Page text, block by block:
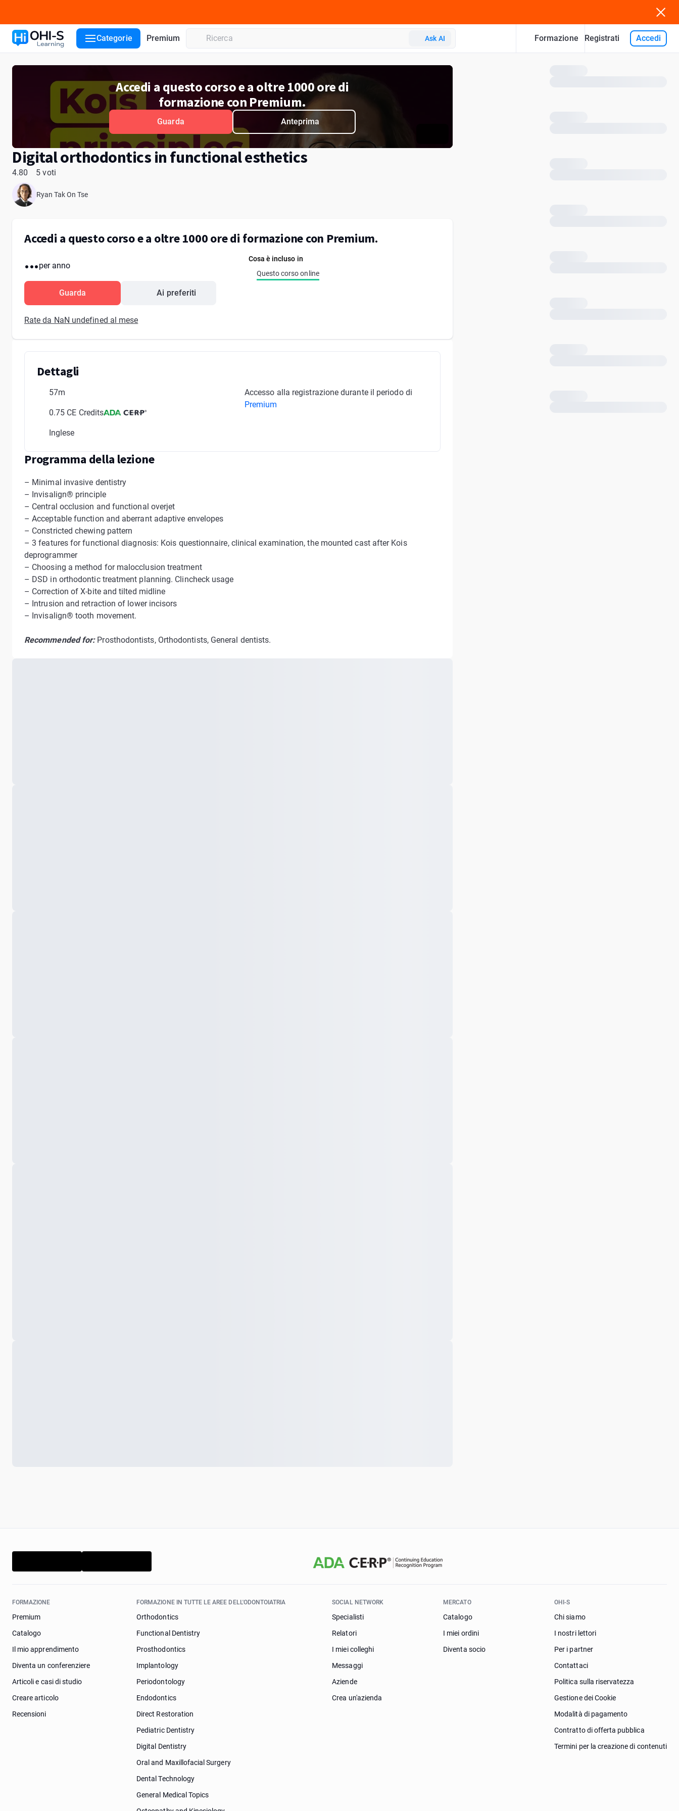
Categorie Premium Ask AI Formazione Registrati Accedi
Accedi a questo corso e a oltre 1000 ore di
formazione con Premium.
Guarda Anteprima
Digital orthodontics in functional esthetics
4.80 5 voti
Ryan Tak On Tse
Accedi a questo corso e a oltre 1000 ore di formazione con Premium.
...per anno
Guarda Ai preferiti
Rate da NaN undefined al mese
Cosa è incluso in
Questo corso online
Dettagli
57m
0.75 CE Credits
Inglese
Accesso alla registrazione durante il periodo di
Premium
Programma della lezione
– Minimal invasive dentistry
– Invisalign® principle
– Central occlusion and functional overjet
– Acceptable function and aberrant adaptive envelopes
– Constricted chewing pattern
– 3 features for functional diagnosis: Kois questionnaire, clinical examination, the mounted cast after Kois
deprogrammer
– Choosing a method for malocclusion treatment
– DSD in orthodontic treatment planning. Clincheck usage
– Correction of X-bite and tilted midline
– Intrusion and retraction of lower incisors
– Invisalign® tooth movement.
Recommended for:Prosthodontists, Orthodontists, General dentists.
FORMAZIONE
Premium
Catalogo
Il mio apprendimento
Diventa un conferenziere
Articoli e casi di studio
Creare articolo
Recensioni
FORMAZIONE IN TUTTE LE AREE DELL'ODONTOIATRIA
Orthodontics
Functional Dentistry
Prosthodontics
Implantology
Periodontology
Endodontics
Direct Restoration
Pediatric Dentistry
Digital Dentistry
Oral and Maxillofacial Surgery
Dental Technology
General Medical Topics
SOCIAL NETWORK
Specialisti
Relatori
I miei colleghi
Messaggi
Aziende
Crea un'azienda
MERCATO
Catalogo
I miei ordini
Diventa socio
OHI-S
Chi siamo
I nostri lettori
Per i partner
Contattaci
Politica sulla riservatezza
Gestione dei Cookie
Modalità di pagamento
Contratto di offerta pubblica
Termini per la creazione di contenuti